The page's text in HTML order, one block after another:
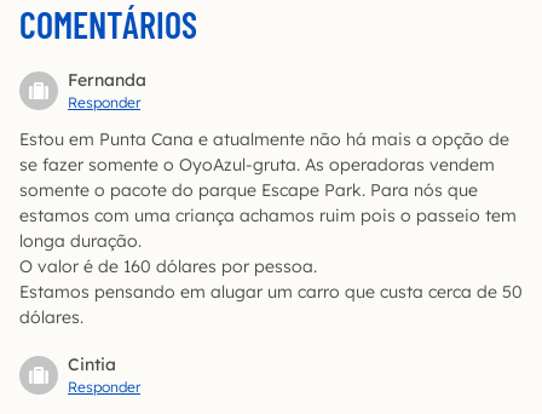
COMENTÁRIOS
Fernanda
Responder
Estou em Punta Cana e atualmente não há mais a opção de
se fazer somente o OyoAzul-gruta. As operadoras vendem
somente o pacote do parque Escape Park. Para nós que
estamos com uma criança achamos ruim pois o passeio tem
longa duração.
O valor é de 160 dólares por pessoa.
Estamos pensando em alugar um carro que custa cerca de 50
dólares.
Cintia
Responder